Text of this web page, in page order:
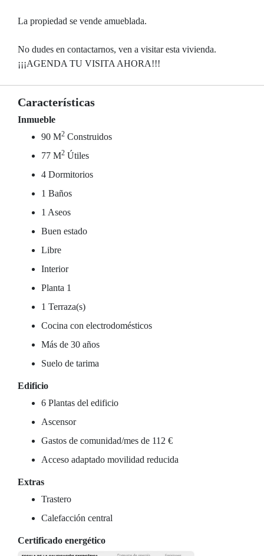
La propiedad se vende amueblada.
No dudes en contactarnos, ven a visitar esta vivienda.
¡¡¡AGENDA TU VISITA AHORA!!!
Características
Inmueble
90 M2 Construidos
77 M2 Útiles
4 Dormitorios
1 Baños
1 Aseos
Buen estado
Libre
Interior
Planta 1
1 Terraza(s)
Cocina con electrodomésticos
Más de 30 años
Suelo de tarima
Edificio
6 Plantas del edificio
Ascensor
Gastos de comunidad/mes de 112 €
Acceso adaptado movilidad reducida
Extras
Trastero
Calefacción central
Certificado energético